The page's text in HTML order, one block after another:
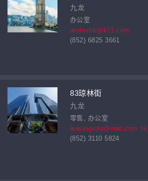
九龙
办公室
atelierhk@k11.com
(852) 6825 3661
83琼林街
九龙
零售, 办公室
leasinginfo@nwd.com.hk
(852) 3110 5824